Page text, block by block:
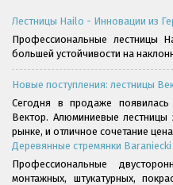
Лестницы Hailo - Инновации из
Профессиональные лестницы
большей устойчивости на
Новые поступления: лестницы
Сегодня в продаже
Вектор. Алюминиевые
рынке, и отличное сочетание
Деревянные стремянки Baraniecki
Профессиональные
монтажных, штукатурных,